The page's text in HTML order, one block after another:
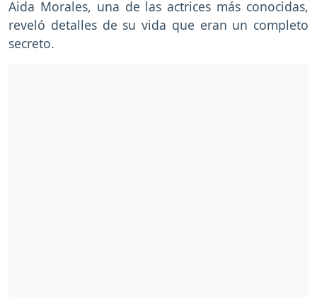
Aida Morales, una de las actrices más conocidas,
reveló detalles de su vida que eran un completo
secreto.